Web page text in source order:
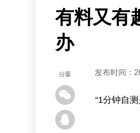
有料又有
办
发布时间：
“1分钟自